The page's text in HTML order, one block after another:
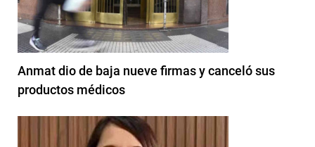
Anmat dio de baja nueve firmas y canceló sus
productos médicos